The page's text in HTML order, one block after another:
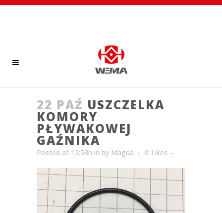
22 PAŹ USZCZELKA
KOMORY
PŁYWAKOWEJ
GAŹNIKA
Posted at 12:53h in by Magda 0 Likes